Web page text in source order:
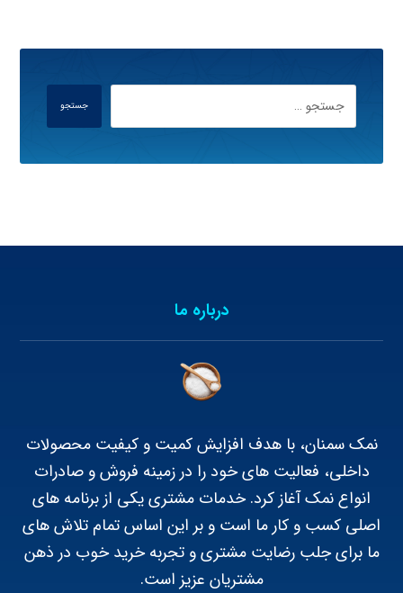
جستجو
درباره ما
نمک سمنان، با هدف افزایش کمیت و کیفیت محصولات
داخلی، فعالیت های خود را در زمینه فروش و صادرات
انواع نمک آغاز کرد. خدمات مشتری یکی از برنامه های
اصلی کسب و کار ما است و بر این اساس تمام تلاش های
ما برای جلب رضایت مشتری و تجربه خرید خوب در ذهن
مشتریان عزیز است.